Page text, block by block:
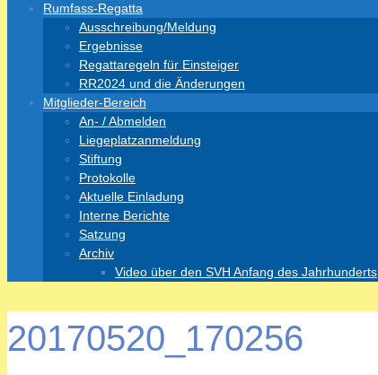
Rumfass-Regatta
Ausschreibung/Meldung
Ergebnisse
Regattaregeln für Einsteiger
RR2024 und die Änderungen
Mitglieder-Bereich
An- / Abmelden
Liegeplatzanmeldung
Stiftung
Protokolle
Aktuelle Einladung
Interne Berichte
Satzung
Archiv
Video über den SVH Anfang des Jahrhunderts
20170520_170256